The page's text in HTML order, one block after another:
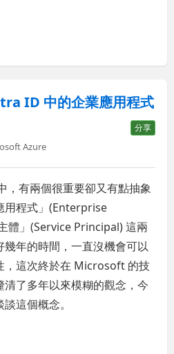
ID 中的企業應用程式
分享
Azure
有兩個很重要卻又有點抽象
用程式」(Enterprise
體」(Service Principal) 這兩
年的時間，一直沒機會可以
，這次終於在 Microsoft 的技
了多年以來模糊的觀念，今
這個概念。